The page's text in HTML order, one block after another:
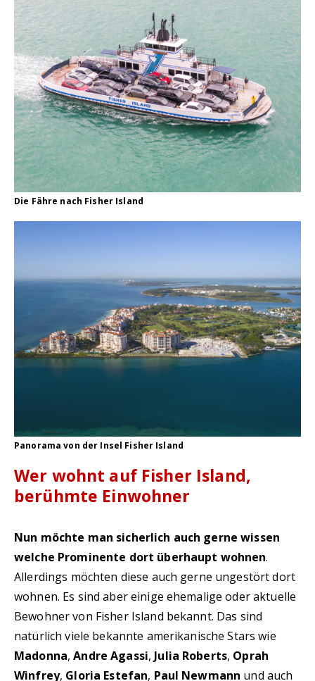
Die Fähre nach Fisher Island
Panorama von der Insel Fisher Island
Wer wohnt auf Fisher Island,
berühmte Einwohner
Nun möchte man sicherlich auch gerne wissen
welche Prominente dort überhaupt wohnen.
Allerdings möchten diese auch gerne ungestört dort
wohnen. Es sind aber einige ehemalige oder aktuelle
Bewohner von Fisher Island bekannt. Das sind
natürlich viele bekannte amerikanische Stars wie
Madonna,Andre Agassi, Julia Roberts, Oprah
Winfrey, Gloria Estefan, Paul Newmann und auch